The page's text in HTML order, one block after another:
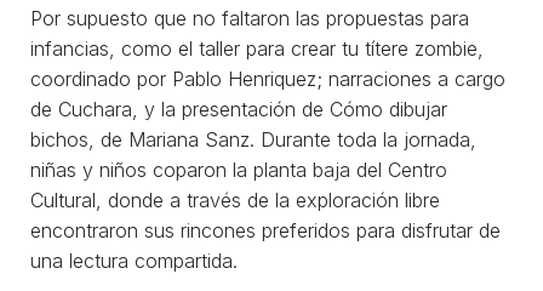
Por supuesto que no faltaron las propuestas para
infancias, como el taller para crear tu títere zombie,
coordinado por Pablo Henriquez; narraciones a cargo
de Cuchara, y la presentación de Cómo dibujar
bichos, de Mariana Sanz. Durante toda la jornada,
niñas y niños coparon la planta baja del Centro
Cultural, donde a través de la exploración libre
encontraron sus rincones preferidos para disfrutar de
una lectura compartida.